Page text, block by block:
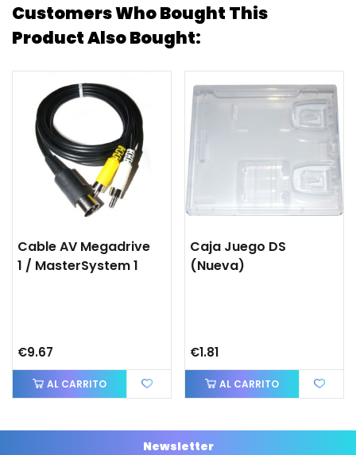
Customers Who Bought This
Product Also Bought:
Cable AV Megadrive
1 / MasterSystem 1
€9.67
AL CARRITO
Caja Juego DS
(nueva)
€1.81
AL CARRITO
Newsletter